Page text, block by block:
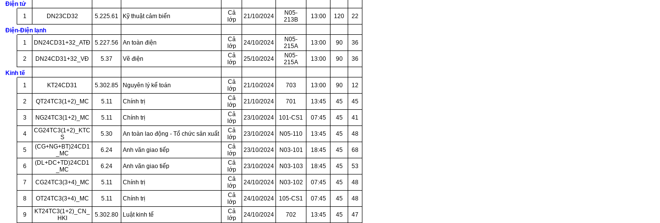
Điện tử
1
DN23CD32 5.225.61 Kỹ thuật cảm biến
Cả
lớp
21/10/2024
N05-
213B
13:00 120 22
Điện-Điện lạnh
1
DN24CD31+32_ATĐ 5.227.56 An toàn điện
Cả
lớp
24/10/2024
N05-
215A
13:00 90 36
2 DN24CD31+32_VĐ 5.37 Vẽ điện
Cả
lớp
25/10/2024
N05-
215A
13:00 90 36
Kinh tế
1
KT24CD31 5.302.85 Nguyên lý kế toán
Cả
lớp
21/10/2024 703 13:00 90 12
2 QT24TC3(1+2)_MC 5.11 Chính trị
Cả
lớp
21/10/2024 701 13:45 45 45
3 NG24TC3(1+2)_MC 5.11 Chính trị
Cả
lớp
23/10/2024 101-CS1 07:45 45 41
4
CG24TC3(1+2)_KTC
S
5.30 An toàn lao động - Tổ chức sản xuất
Cả
lớp
23/10/2024 N05-110 13:45 45 48
5
(CG+NG+BT)24CD1
_MC
6.24 Anh văn giao tiếp
Cả
lớp
23/10/2024 N03-101 18:45 45 68
6
(DL+DC+TD)24CD1
_MC
6.24 Anh văn giao tiếp
Cả
lớp
23/10/2024 N03-103 18:45 45 53
7 CG24TC3(3+4)_MC 5.11 Chính trị
Cả
lớp
24/10/2024 N03-102 07:45 45 48
8 OT24TC3(3+4)_MC 5.11 Chính trị
Cả
lớp
24/10/2024 105-CS1 07:45 45 48
9
KT24TC3(1+2)_CN_
HKI
5.302.80 Luật kinh tế
Cả
lớp
24/10/2024 702 13:45 45 47